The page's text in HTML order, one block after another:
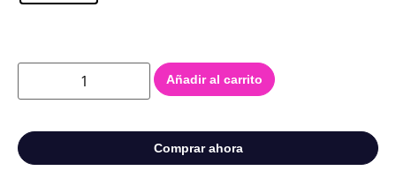
Añadir al carrito
Comprar ahora